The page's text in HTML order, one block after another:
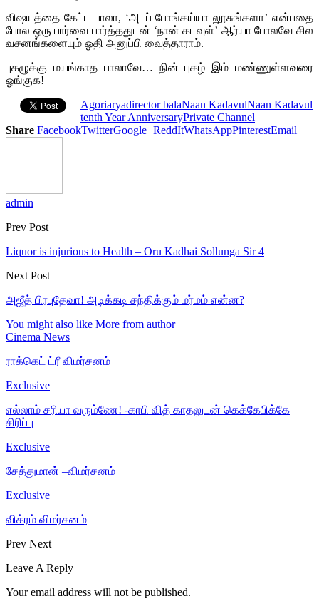
விஷயத்தை கேட்ட பாலா, ‘அடப் போங்கய்யா லூசுங்களா’ என்பதை
போல ஒரு பார்வை பார்த்ததுடன் ‘நான் கடவுள்’ ஆர்யா போலவே சில
வசனங்களையும் ஓதி அனுப்பி வைத்தாராம்.
புகழுக்கு மயங்காத பாலாவே… நின் புகழ் இம் மண்ணுள்ளவரை
ஓங்குக!
Agoriaryadirector balaNaan KadavulNaan Kadavul
tenth Year AnniversaryPrivate Channel
Share FacebookTwitterGoogle+ReddItWhatsAppPinterestEmail
admin
Prev Post
Liquor is injurious to Health – Oru Kadhai Sollunga Sir 4
Next Post
அஜீத் பிரபுதேவா! அடிக்கடி சந்திக்கும் மர்மம் என்ன?
You might also like More from author
Cinema News
ராக்கெட் ட்ரீ விமர்சனம்
Exclusive
எல்லாம் சரியா வரும்ணே! -காபி வித் காதலுடன் கெக்கேபிக்கே
சிரிப்பு
Exclusive
சேத்துமான் –விமர்சனம்
Exclusive
விக்ரம் விமர்சனம்
Prev Next
Leave A Reply
Your email address will not be published.